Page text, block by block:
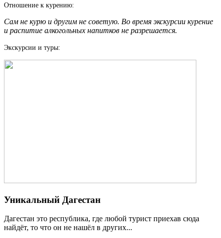
Отношение к курению:
Сам не курю и другим не советую. Во время экскурсии курение
и распитие алкогольных напитков не разрешается.
Экскурсии и туры:
Уникальный Дагестан
Дагестан это республика, где любой турист приехав сюда
найдёт, то что он не нашёл в других...